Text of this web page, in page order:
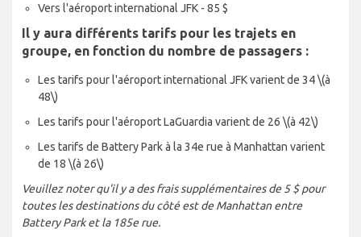
Vers l'aéroport international JFK - 85 $
Il y aura différents tarifs pour les trajets en
groupe, en fonction du nombre de passagers :
Les tarifs pour l'aéroport international JFK varient de 34\(à
48\)
Les tarifs pour l'aéroport LaGuardia varient de 26 \(à 42\)
Les tarifs de Battery Park à la 34e rue à Manhattan varient
de 18 \(à 26\)
Veuillez noter qu'il y a des frais supplémentaires de 5 $ pour
toutes les destinations du côté est de Manhattan entre
Battery Park et la 185e rue.